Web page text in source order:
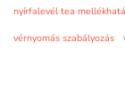
nyírfalevél tea
vérnyomás szabályozás